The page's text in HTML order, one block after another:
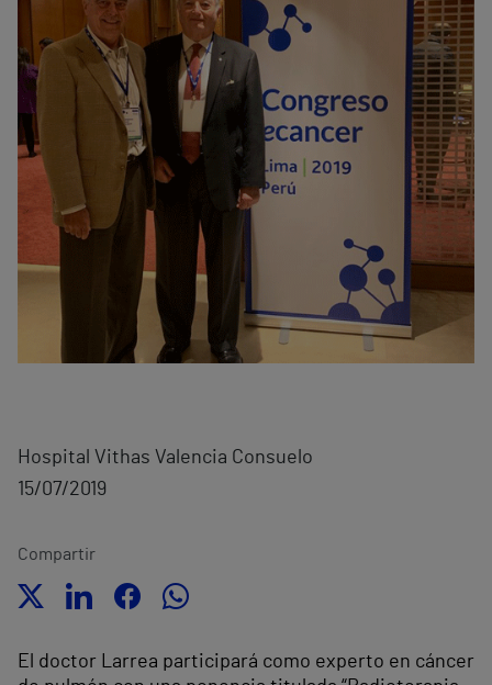
Hospital Vithas Valencia Consuelo
15/07/2019
Compartir
El doctor Larrea participará como experto en cáncer